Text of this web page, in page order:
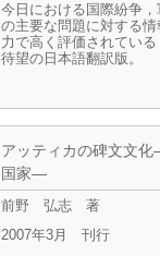
今日における国際紛争
の主要な問題に対する
力で高く評価されている
待望の日本語翻訳版。
アッティカの碑文文化
国家―
前野 弘志 著
2007年3月 刊行